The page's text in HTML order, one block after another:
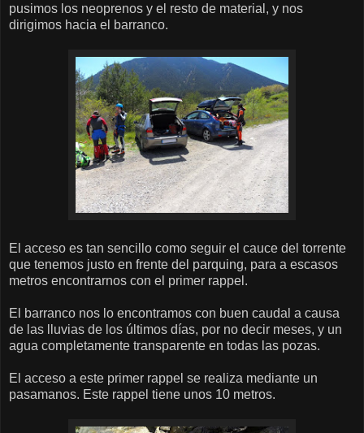
pusimos los neoprenos y el resto de material, y nos
dirigimos hacia el barranco.
El acceso es tan sencillo como seguir el cauce del torrente
que tenemos justo en frente del parquing, para a escasos
metros encontrarnos con el primer rappel.
El barranco nos lo encontramos con buen caudal a causa
de las lluvias de los últimos días, por no decir meses, y un
agua completamente transparente en todas las pozas.
El acceso a este primer rappel se realiza mediante un
pasamanos. Este rappel tiene unos 10 metros.